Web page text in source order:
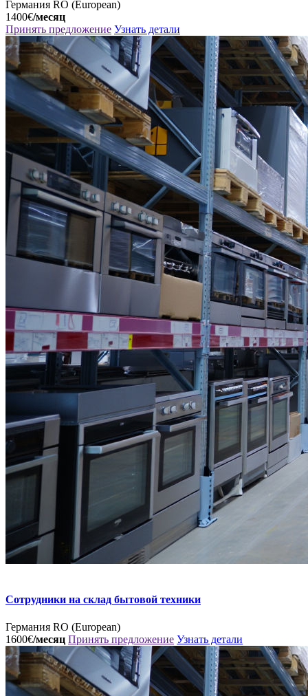
Германия RO (European)
1400€/месяц
Принять предложение Узнать детали
Сотрудники на склад бытовой техники
Германия RO (European)
1600€/месяц Принять предложение Узнать детали